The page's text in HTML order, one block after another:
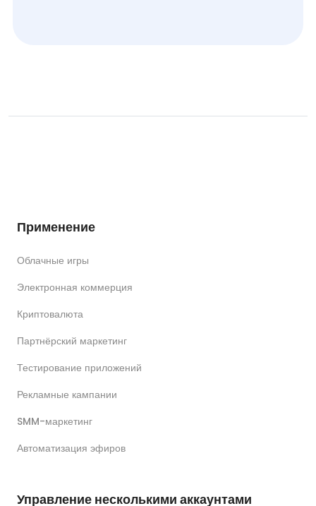
Применение
Облачные игры
Электронная коммерция
Криптовалюта
Партнёрский маркетинг
Тестирование приложений
Рекламные кампании
SMM-маркетинг
Автоматизация эфиров
Управление несколькими аккаунтами